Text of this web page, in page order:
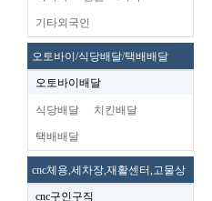
기타외국인
오토바이/식당배달/택배배달
오토바이배달
식당배달 치킨배달
택배배달
cnc체용,세차장,재활센터,고물상
cnc구인구직